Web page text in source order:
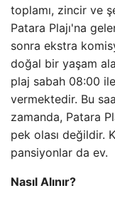
toplamı, zincir ve
Patara Plajı'na
sonra ekstra
doğal bir yaşam
plaj sabah 08:00
vermektedir. Bu
zamanda, Patara
pek olası değildir.
pansiyonlar da ev.
Nasıl Alınır?